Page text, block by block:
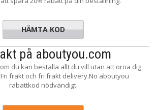
-CCNXDZ
HÄMTA KOD
på aboutyou.com
du kan beställa allt du vill utan att oroa dig
frakt och fri frakt delivery.No aboutyou
rabattkod nödvändigt.